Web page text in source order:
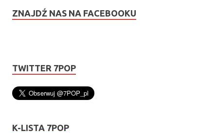
ZNAJDŹ NAS NA FACEBOOKU
TWITTER 7POP
K-LISTA 7POP